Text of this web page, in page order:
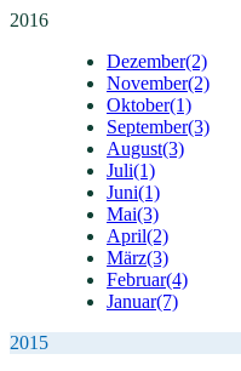
2016
Dezember(2)
November(2)
Oktober(1)
September(3)
August(3)
Juli(1)
Juni(1)
Mai(3)
April(2)
März(3)
Februar(4)
Januar(7)
2015